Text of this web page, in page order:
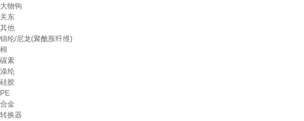
大物钩
关东
其他
锦纶/尼龙(聚酰胺纤维)
棉
碳素
涤纶
硅胶
PE
合金
转换器